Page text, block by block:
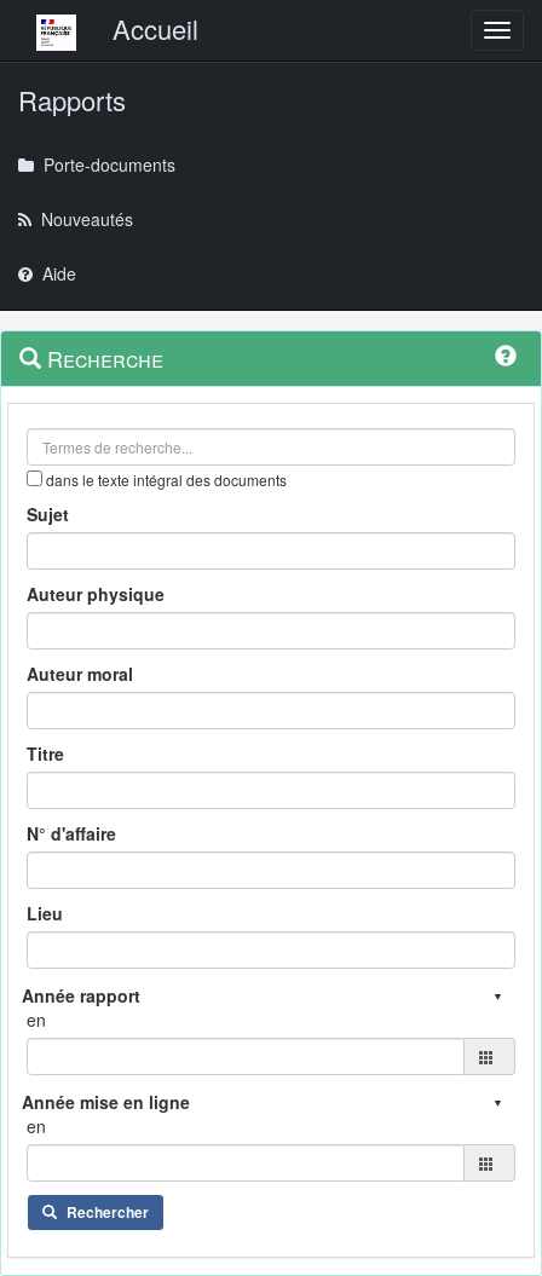
Menu principalAccueil
Rapports
Porte-documents
Nouveautés
Aide
Navigation
outils
Menu
contextuel
Recherche
dans le texte intégral des documents
Sujet
Auteur physique
Auteur moral
Titre
N° d'affaire
Lieu
en
en
Rechercher